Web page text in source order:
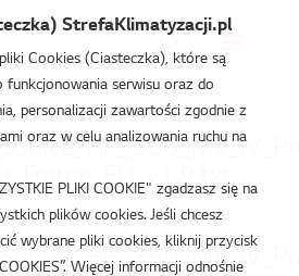
StrefaKlimatyzacji.pl
Cookies (Ciasteczka), które są
funkcjonowania serwisu oraz do
personalizacji zawartości zgodnie z
oraz w celu analizowania ruchu na
PLIKI COOKIE" zgadzasz się na
plików cookies. Jeśli chcesz
wybrane pliki cookies, kliknij przycisk
Więcej informacji odnośnie